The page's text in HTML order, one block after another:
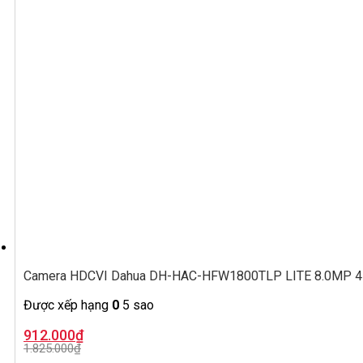
Camera HDCVI Dahua DH-HAC-HFW1800TLP LITE 8.0MP
Được xếp hạng 0 5 sao
1.825.000₫
Giá
gốc
là:
912.000₫
Giá
hiện
tại